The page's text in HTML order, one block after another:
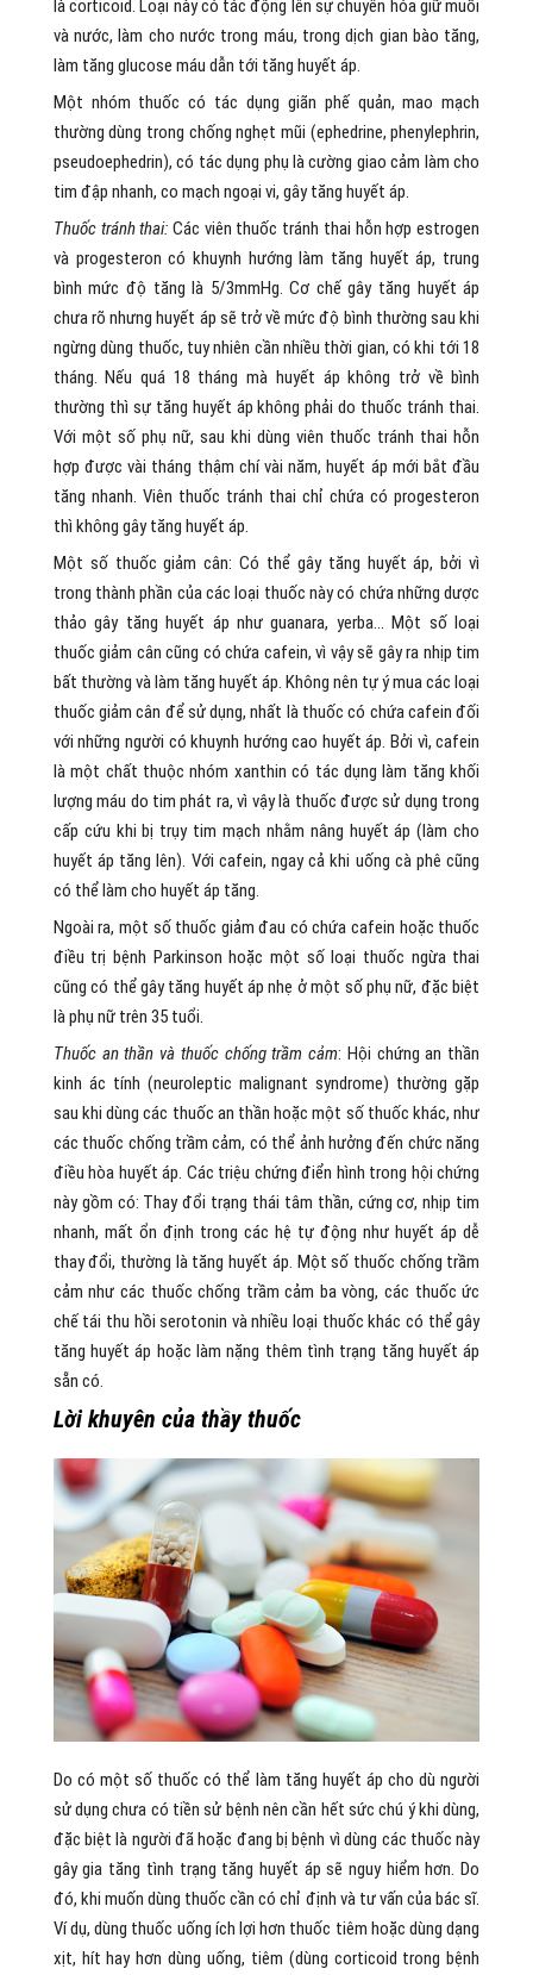
là corticoid. Loại này có tác động lên sự chuyển hóa giữ muối
và nước, làm cho nước trong máu, trong dịch gian bào tăng,
làm tăng glucose máu dẫn tới tăng huyết áp.
Một nhóm thuốc có tác dụng giãn phế quản, mao mạch
thường dùng trong chống nghẹt mũi (ephedrine, phenylephrin,
pseudoephedrin), có tác dụng phụ là cường giao cảm làm cho
tim đập nhanh, co mạch ngoại vi, gây tăng huyết áp.
Thuốc tránh thai:Các viên thuốc tránh thai hỗn hợp estrogen
và progesteron có khuynh hướng làm tăng huyết áp, trung
bình mức độ tăng là 5/3mmHg. Cơ chế gây tăng huyết áp
chưa rõ nhưng huyết áp sẽ trở về mức độ bình thường sau khi
ngừng dùng thuốc, tuy nhiên cần nhiều thời gian, có khi tới 18
tháng. Nếu quá 18 tháng mà huyết áp không trở về bình
thường thì sự tăng huyết áp không phải do thuốc tránh thai.
Với một số phụ nữ, sau khi dùng viên thuốc tránh thai hỗn
hợp được vài tháng thậm chí vài năm, huyết áp mới bắt đầu
tăng nhanh. Viên thuốc tránh thai chỉ chứa có progesteron
thì không gây tăng huyết áp.
Một số thuốc giảm cân: Có thể gây tăng huyết áp, bởi vì
trong thành phần của các loại thuốc này có chứa những dược
thảo gây tăng huyết áp như guanara, yerba… Một số loại
thuốc giảm cân cũng có chứa cafein, vì vậy sẽ gây ra nhịp tim
bất thường và làm tăng huyết áp. Không nên tự ý mua các loại
thuốc giảm cân để sử dụng, nhất là thuốc có chứa cafein đối
với những người có khuynh hướng cao huyết áp. Bởi vì, cafein
là một chất thuộc nhóm xanthin có tác dụng làm tăng khối
lượng máu do tim phát ra, vì vậy là thuốc được sử dụng trong
cấp cứu khi bị trụy tim mạch nhằm nâng huyết áp (làm cho
huyết áp tăng lên). Với cafein, ngay cả khi uống cà phê cũng
có thể làm cho huyết áp tăng.
Ngoài ra, một số thuốc giảm đau có chứa cafein hoặc thuốc
điều trị bệnh Parkinson hoặc một số loại thuốc ngừa thai
cũng có thể gây tăng huyết áp nhẹ ở một số phụ nữ, đặc biệt
là phụ nữ trên 35 tuổi.
Thuốc an thần và thuốc chống trầm cảm: Hội chứng an thần
kinh ác tính (neuroleptic malignant syndrome) thường gặp
sau khi dùng các thuốc an thần hoặc một số thuốc khác, như
các thuốc chống trầm cảm, có thể ảnh hưởng đến chức năng
điều hòa huyết áp. Các triệu chứng điển hình trong hội chứng
này gồm có: Thay đổi trạng thái tâm thần, cứng cơ, nhịp tim
nhanh, mất ổn định trong các hệ tự động như huyết áp dễ
thay đổi, thường là tăng huyết áp. Một số thuốc chống trầm
cảm như các thuốc chống trầm cảm ba vòng, các thuốc ức
chế tái thu hồi serotonin và nhiều loại thuốc khác có thể gây
tăng huyết áp hoặc làm nặng thêm tình trạng tăng huyết áp
sẵn có.
Lời khuyên của thầy thuốc
Do có một số thuốc có thể làm tăng huyết áp cho dù người
sử dụng chưa có tiền sử bệnh nên cần hết sức chú ý khi dùng,
đặc biệt là người đã hoặc đang bị bệnh vì dùng các thuốc này
gây gia tăng tình trạng tăng huyết áp sẽ nguy hiểm hơn. Do
đó, khi muốn dùng thuốc cần có chỉ định và tư vấn của bác sĩ.
Ví dụ, dùng thuốc uống ích lợi hơn thuốc tiêm hoặc dùng dạng
xịt, hít hay hơn dùng uống, tiêm (dùng corticoid trong bệnh